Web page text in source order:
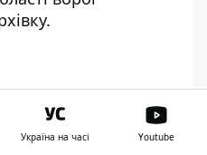
.
😆
Україна на часі Youtube